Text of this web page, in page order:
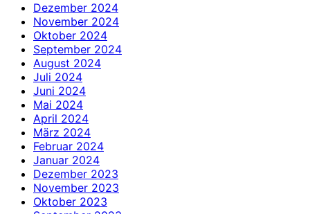
Dezember 2024
November 2024
Oktober 2024
September 2024
August 2024
Juli 2024
Juni 2024
Mai 2024
April 2024
März 2024
Februar 2024
Januar 2024
Dezember 2023
November 2023
Oktober 2023